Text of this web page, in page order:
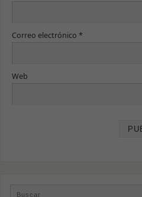
Correo electrónico *
Web